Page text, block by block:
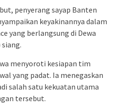
penyerang sayap Banten
keyakinannya dalam
yang berlangsung di Dewa
menyoroti kesiapan tim
yang padat. Ia menegaskan
salah satu kekuatan utama
tersebut.